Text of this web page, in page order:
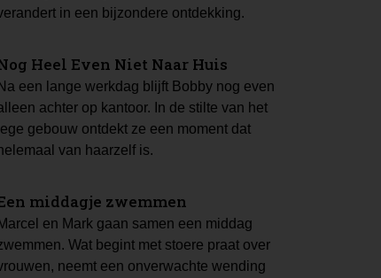
in een bijzondere ontdekking.
Heel Even Niet Naar Huis
Na een lange werkdag blijft Bobby nog even
achter op kantoor. In de stilte van het
lege gebouw ontdekt ze een moment dat
helemaal van haarzelf is.
middagje zwemmen
Marcel en Mark gaan samen een middag
Wat begint met stoere praat over
neemt een onverwachte wending